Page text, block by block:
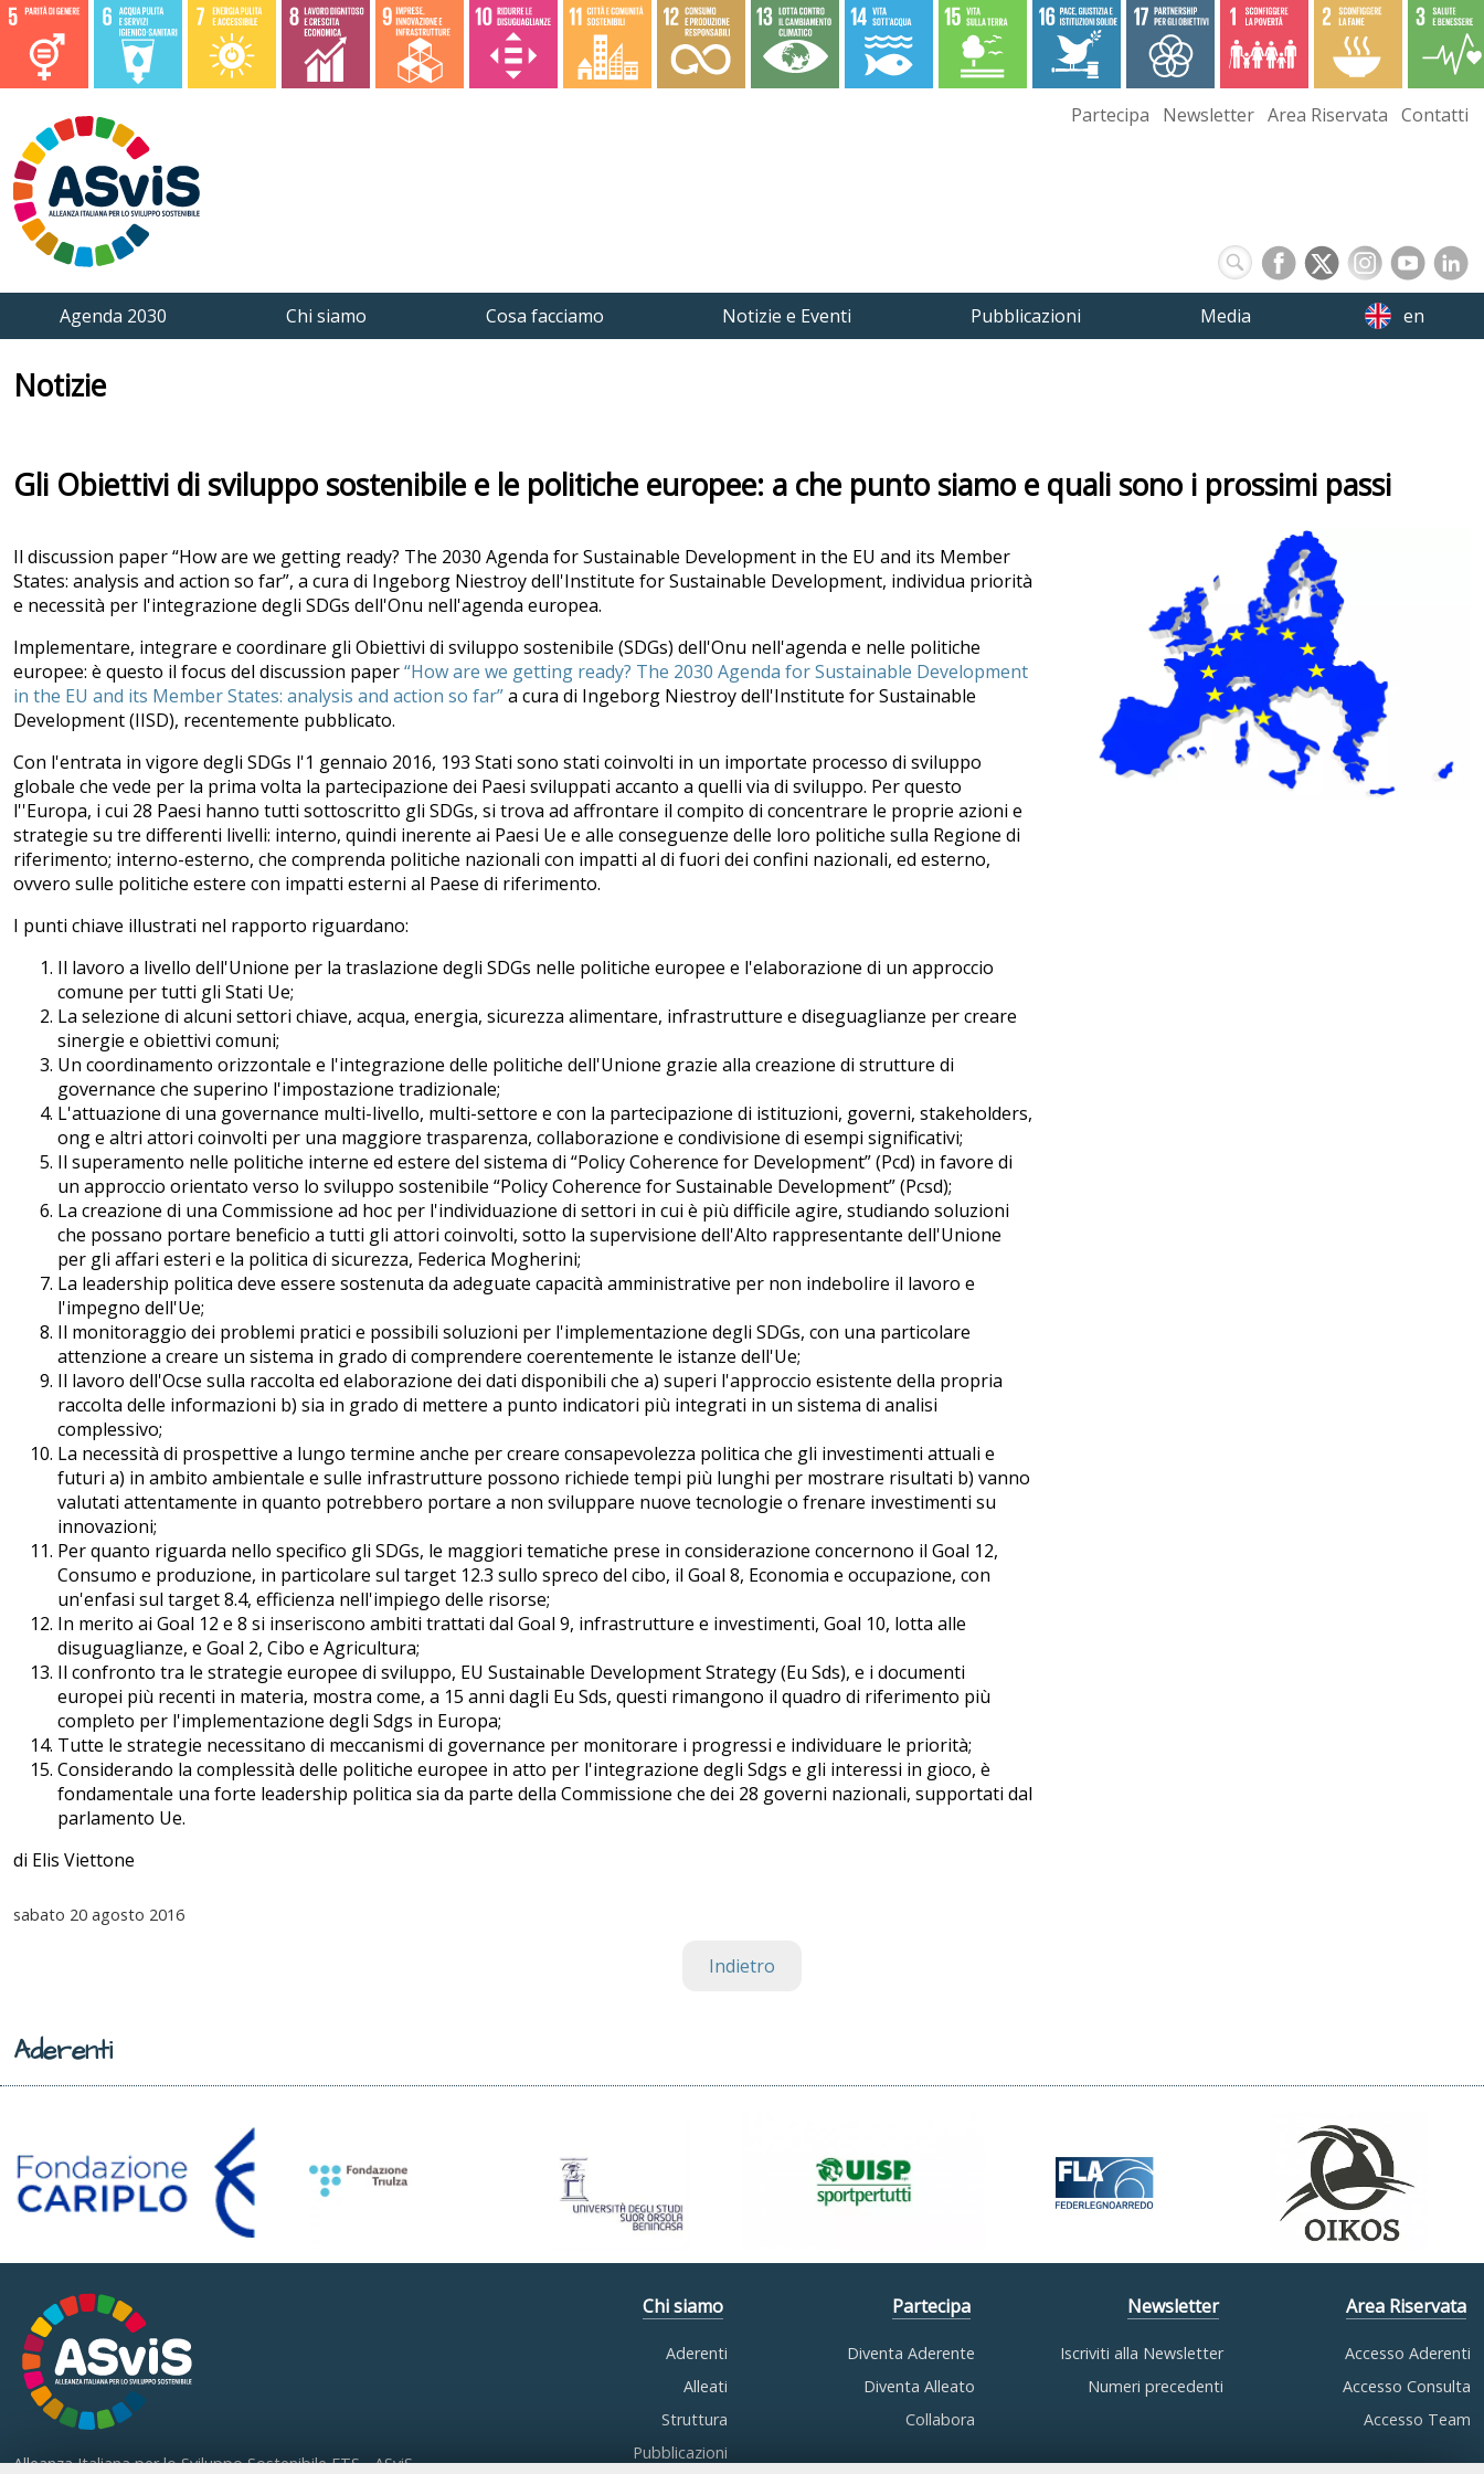
Partecipa Newsletter Area Riservata Contatti
Agenda 2030 Chi siamo Cosa facciamo Notizie e Eventi Pubblicazioni Media en
Notizie
Gli Obiettivi di sviluppo sostenibile e le politiche europee: a che punto siamo e quali sono i prossimi passi
Il discussion paper “How are we getting ready? The 2030 Agenda for Sustainable Development in the EU and its Member
States: analysis and action so far”, a cura di Ingeborg Niestroy dell'Institute for Sustainable Development, individua priorità
e necessità per l'integrazione degli SDGs dell'Onu nell'agenda europea.
Implementare, integrare e coordinare gli Obiettivi di sviluppo sostenibile (SDGs) dell'Onu nell'agenda e nelle politiche
europee: è questo il focus del discussion paper“How are we getting ready? The 2030 Agenda for Sustainable Development
in the EU and its Member States: analysis and action so far”a cura di Ingeborg Niestroy dell'Institute for Sustainable
Development (IISD), recentemente pubblicato.
Con l'entrata in vigore degli SDGs l'1 gennaio 2016, 193 Stati sono stati coinvolti in un importate processo di sviluppo
globale che vede per la prima volta la partecipazione dei Paesi sviluppati accanto a quelli via di sviluppo. Per questo
l''Europa, i cui 28 Paesi hanno tutti sottoscritto gli SDGs, si trova ad affrontare il compito di concentrare le proprie azioni e
strategie su tre differenti livelli: interno, quindi inerente ai Paesi Ue e alle conseguenze delle loro politiche sulla Regione di
riferimento; interno-esterno, che comprenda politiche nazionali con impatti al di fuori dei confini nazionali, ed esterno,
ovvero sulle politiche estere con impatti esterni al Paese di riferimento.
I punti chiave illustrati nel rapporto riguardano:
Il lavoro a livello dell'Unione per la traslazione degli SDGs nelle politiche europee e l'elaborazione di un approccio
comune per tutti gli Stati Ue;
La selezione di alcuni settori chiave, acqua, energia, sicurezza alimentare, infrastrutture e diseguaglianze per creare
sinergie e obiettivi comuni;
Un coordinamento orizzontale e l'integrazione delle politiche dell'Unione grazie alla creazione di strutture di
governance che superino l'impostazione tradizionale;
L'attuazione di una governance multi-livello, multi-settore e con la partecipazione di istituzioni, governi, stakeholders,
ong e altri attori coinvolti per una maggiore trasparenza, collaborazione e condivisione di esempi significativi;
Il superamento nelle politiche interne ed estere del sistema di “Policy Coherence for Development” (Pcd) in favore di
un approccio orientato verso lo sviluppo sostenibile “Policy Coherence for Sustainable Development” (Pcsd);
La creazione di una Commissione ad hoc per l'individuazione di settori in cui è più difficile agire, studiando soluzioni
che possano portare beneficio a tutti gli attori coinvolti, sotto la supervisione dell'Alto rappresentante dell'Unione
per gli affari esteri e la politica di sicurezza, Federica Mogherini;
La leadership politica deve essere sostenuta da adeguate capacità amministrative per non indebolire il lavoro e
l'impegno dell'Ue;
Il monitoraggio dei problemi pratici e possibili soluzioni per l'implementazione degli SDGs, con una particolare
attenzione a creare un sistema in grado di comprendere coerentemente le istanze dell'Ue;
Il lavoro dell'Ocse sulla raccolta ed elaborazione dei dati disponibili che a) superi l'approccio esistente della propria
raccolta delle informazioni b) sia in grado di mettere a punto indicatori più integrati in un sistema di analisi
complessivo;
La necessità di prospettive a lungo termine anche per creare consapevolezza politica che gli investimenti attuali e
futuri a) in ambito ambientale e sulle infrastrutture possono richiede tempi più lunghi per mostrare risultati b) vanno
valutati attentamente in quanto potrebbero portare a non sviluppare nuove tecnologie o frenare investimenti su
innovazioni;
Per quanto riguarda nello specifico gli SDGs, le maggiori tematiche prese in considerazione concernono il Goal 12,
Consumo e produzione, in particolare sul target 12.3 sullo spreco del cibo, il Goal 8, Economia e occupazione, con
un'enfasi sul target 8.4, efficienza nell'impiego delle risorse;
In merito ai Goal 12 e 8 si inseriscono ambiti trattati dal Goal 9, infrastrutture e investimenti, Goal 10, lotta alle
disuguaglianze, e Goal 2, Cibo e Agricultura;
Il confronto tra le strategie europee di sviluppo, EU Sustainable Development Strategy (Eu Sds), e i documenti
europei più recenti in materia, mostra come, a 15 anni dagli Eu Sds, questi rimangono il quadro di riferimento più
completo per l'implementazione degli Sdgs in Europa;
Tutte le strategie necessitano di meccanismi di governance per monitorare i progressi e individuare le priorità;
Considerando la complessità delle politiche europee in atto per l'integrazione degli Sdgs e gli interessi in gioco, è
fondamentale una forte leadership politica sia da parte della Commissione che dei 28 governi nazionali, supportati dal
parlamento Ue.
di Elis Viettone
sabato 20 agosto 2016
Indietro
Aderenti
Alleanza Italiana per lo Sviluppo Sostenibile ETS - ASviS
Chi siamo
Aderenti
Alleati
Struttura
Pubblicazioni
Partecipa
Diventa Aderente
Diventa Alleato
Collabora
Newsletter
Iscriviti alla Newsletter
Numeri precedenti
Area Riservata
Accesso Aderenti
Accesso Consulta
Accesso Team